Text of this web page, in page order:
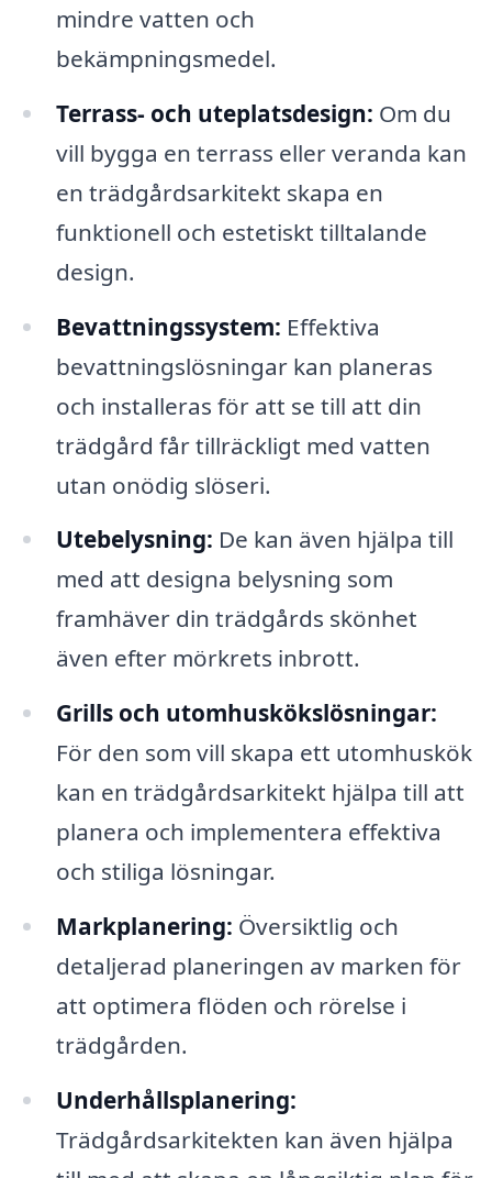
mindre vatten och
bekämpningsmedel.
Terrass- och uteplatsdesign: Om du
vill bygga en terrass eller veranda kan
en trädgårdsarkitekt skapa en
funktionell och estetiskt tilltalande
design.
Bevattningssystem: Effektiva
bevattningslösningar kan planeras
och installeras för att se till att din
trädgård får tillräckligt med vatten
utan onödig slöseri.
Utebelysning: De kan även hjälpa till
med att designa belysning som
framhäver din trädgårds skönhet
även efter mörkrets inbrott.
Grills och utomhuskökslösningar:
För den som vill skapa ett utomhuskök
kan en trädgårdsarkitekt hjälpa till att
planera och implementera effektiva
och stiliga lösningar.
Markplanering: Översiktlig och
detaljerad planeringen av marken för
att optimera flöden och rörelse i
trädgården.
Underhållsplanering:
Trädgårdsarkitekten kan även hjälpa